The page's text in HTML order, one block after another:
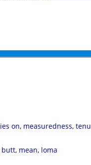
on, measuredness,
butt, mean, loma